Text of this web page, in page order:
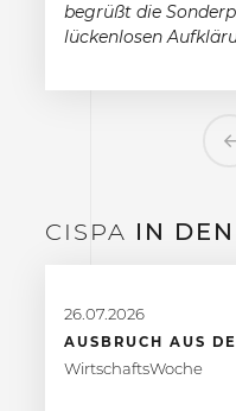
begrüßt die
lückenlosen
CISPA IN DEN
26.07.2026
AUSBRUCH AUS
WirtschaftsWoche